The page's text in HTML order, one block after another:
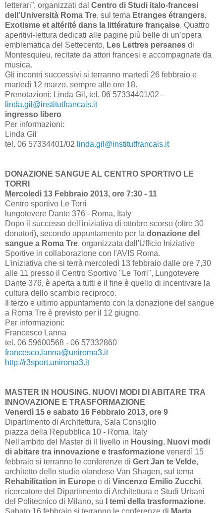
letterari”, organizzati dal Centro di Studi italo-francesi
dell’Università Roma Tre, sul tema Etranges étrangers.
Exotisme et altérité dans la littérature française. Quattro
aperitivi-lettura dedicati alle pagine più belle di un’opera
emblematica del Settecento, Les Lettres persanes di
Montesquieu, recitate da attori francesi e accompagnate da
musica.
Gli incontri successivi si terranno martedì 26 febbraio e
martedì 12 marzo, sempre alle ore 18.
Prenotazioni: Linda Gil, tel. 06 57334401/02 -
linda.gil@institutfrancais.it
ingresso libero
Per informazioni:
Linda Gil
tel. 06 57334401/02 linda.gil@institutfrancais.it
DONAZIONE SANGUE AL CENTRO SPORTIVO LE
TORRI
Mercoledì 13 Febbraio 2013, ore 7:30 - 11
Centro sportivo Le Torri
lungotevere Dante 376 - Roma, Italy
Dopo il successo dell'iniziativa di ottobre scorso (oltre 30
donatori), secondo appuntamento per la donazione del
sangue a Roma Tre, organizzata dall'Ufficio Iniziative
Sportive in collaborazione con l'AVIS Roma.
L'iniziativa che si terrà mercoledì 13 febbraio dalle ore 7,30
alle 11 presso il Centro Sportivo "Le Torri", Lungotevere
Dante 376, è aperta a tutti e il fine è quello di incentivare la
cultura dello scambio reciproco.
Il terzo e ultimo appuntamento con la donazione del sangue
a Roma Tre è previsto per il 12 giugno.
Per informazioni:
Francesco Lanna
tel. 06 59600568 - 06 57332860
francesco.lanna@uniroma3.it
http://r3sport.uniroma3.it
MASTER IN HOUSING. NUOVI MODI DI ABITARE TRA
INNOVAZIONE E TRASFORMAZIONE
Venerdì 15 e sabato 16 Febbraio 2013, ore 9
Dipartimento di Architettura, Sala Consiglio
piazza della Repubblica 10 - Roma, Italy
Nell'ambito del Master di II livello in Housing. Nuovi modi
di abitare tra innovazione e trasformazione venerdì 15
febbraio si terranno le conferenze di Gert Jan te Velde,
architetto dello studio olandese Van Shagen, sul tema
Rehabilitation in Europe e di Vincenzo Emilio Zucchi,
ricercatore del Dipartimento di Architettura e Studi Urbani
del Politecnico di Milano, su
I temi della trasformazione.
Sabato 16 febbraio si terranno le conferenze di Marta